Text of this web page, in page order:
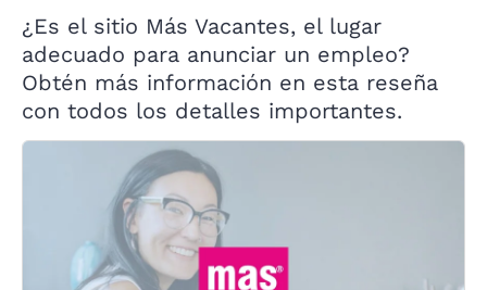
¿Es el sitio Más Vacantes, el lugar
adecuado para anunciar un empleo?
Obtén más información en esta reseña
con todos los detalles importantes.